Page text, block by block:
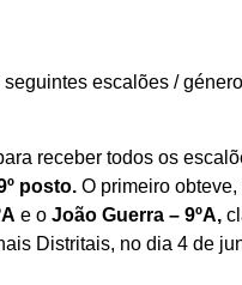
escalões /
receber todos os
posto. O primeiro
e o João Guerra – 9ºA,
Distritais, no dia 4 de